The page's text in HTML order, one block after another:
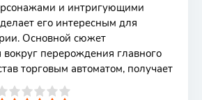
и интригующими
его интересным для
Основной сюжет
вокруг перерождения главного
торговым автоматом, получает